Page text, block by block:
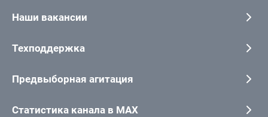
Наши вакансии
Техподдержка
Предвыборная агитация
Статистика канала в MAX